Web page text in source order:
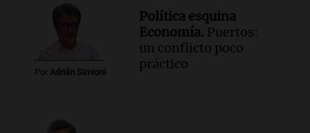
Por Adrián Simioni
Política esquina
Economía. Puertos:
un conflicto poco
práctico